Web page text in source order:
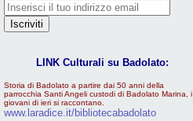
LINK Culturali su Badolato:
Storia di Badolato a partire dai 50 anni della
parrocchia Santi Angeli custodi di Badolato Marina, i
giovani di ieri si raccontano.
www.laradice.it/bibliotecabadolato